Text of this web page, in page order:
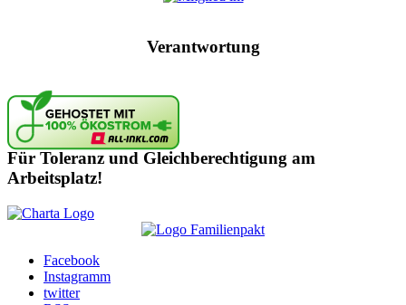
Verantwortung
Für Toleranz und Gleichberechtigung am
Arbeitsplatz!
Facebook
Instagramm
twitter